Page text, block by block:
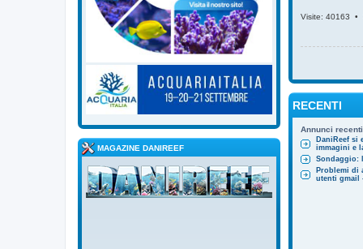
Visite: 40163 •
RECENTI
Annunci recenti
DaniReef si
immagini e
Sondaggio:
Problemi di
utenti gmail
MAGAZINE DANIREEF